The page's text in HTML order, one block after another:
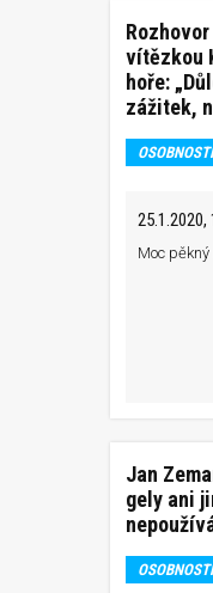
vítězkou
hoře:
zážitek,
OSOBNOSTI
25.1.2020,
Moc pěkný
Jan
gely ani
OSOBNOSTI